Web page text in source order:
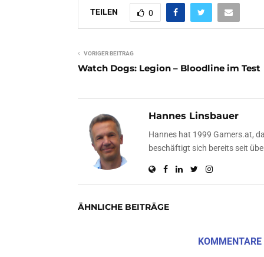
TEILEN 0
VORIGER BEITRAG
Watch Dogs: Legion – Bloodline im Test
Hannes Linsbauer
Hannes hat 1999 Gamers.at,
beschäftigt sich bereits seit
ÄHNLICHE BEITRÄGE
KOMMENTARE